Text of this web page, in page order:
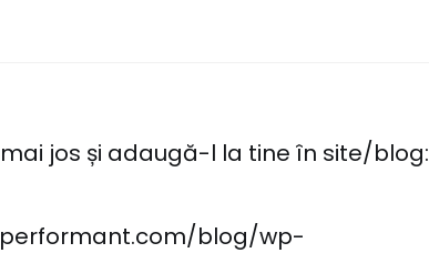
jos și adaugă-l la tine în site/blog:
blog/wp-